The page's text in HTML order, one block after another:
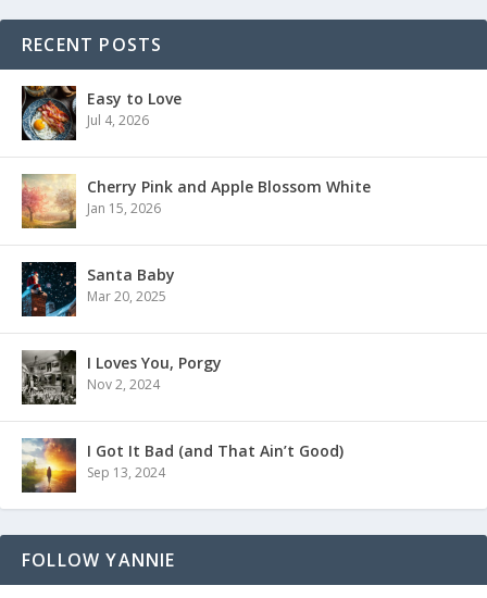
RECENT POSTS
Easy to Love
Jul 4, 2026
Cherry Pink and Apple Blossom White
Jan 15, 2026
Santa Baby
Mar 20, 2025
I Loves You, Porgy
Nov 2, 2024
I Got It Bad (and That Ain’t Good)
Sep 13, 2024
FOLLOW YANNIE